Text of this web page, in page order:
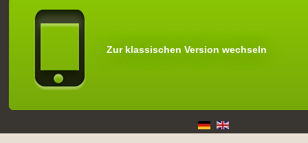
Zur klassischen Version wechseln